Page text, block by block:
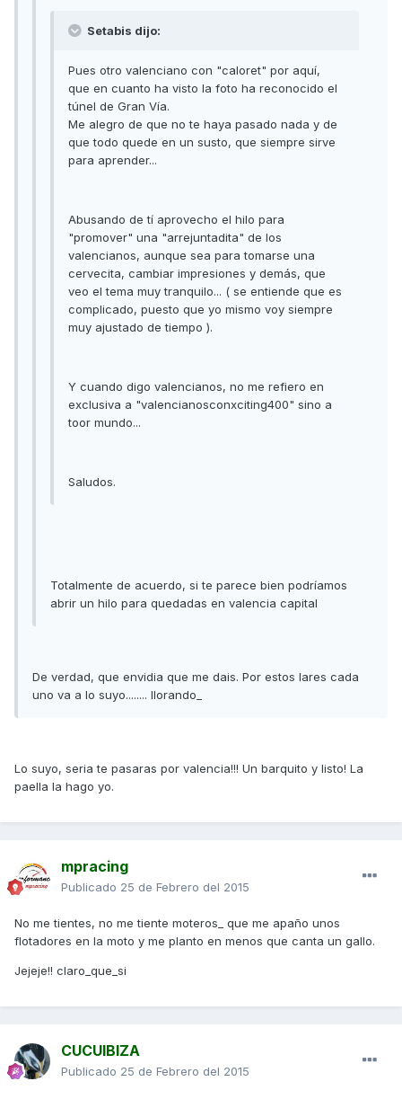
Setabis dijo:
Pues otro valenciano con "caloret" por aquí,
que en cuanto ha visto la foto ha reconocido el
túnel de Gran Vía.
Me alegro de que no te haya pasado nada y de
que todo quede en un susto, que siempre sirve
para aprender...
Abusando de tí aprovecho el hilo para
"promover" una "arrejuntadita" de los
valencianos, aunque sea para tomarse una
cervecita, cambiar impresiones y demás, que
veo el tema muy tranquilo... ( se entiende que es
complicado, puesto que yo mismo voy siempre
muy ajustado de tiempo ).
Y cuando digo valencianos, no me refiero en
exclusiva a "valencianosconxciting400" sino a
toor mundo...
Saludos.
Totalmente de acuerdo, si te parece bien podríamos
abrir un hilo para quedadas en valencia capital
De verdad, que envidia que me dais. Por estos lares cada
uno va a lo suyo........ llorando_
Lo suyo, seria te pasaras por valencia!!! Un barquito y listo! La
paella la hago yo.
mpracing
Publicado 25 de Febrero del 2015
No me tientes, no me tiente moteros_ que me apaño unos
flotadores en la moto y me planto en menos que canta un gallo.
Jejeje!! claro_que_si
CUCUIBIZA
Publicado 25 de Febrero del 2015